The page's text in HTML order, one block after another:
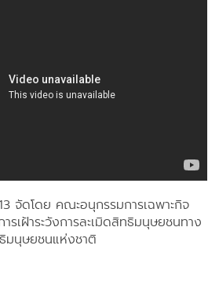
จัดโดย คณะอนุกรรมการเฉพาะกิจ
ารเฝ้าระวังการละเมิดสิทธิมนุษยชนทาง
มนุษยชนแห่งชาติ